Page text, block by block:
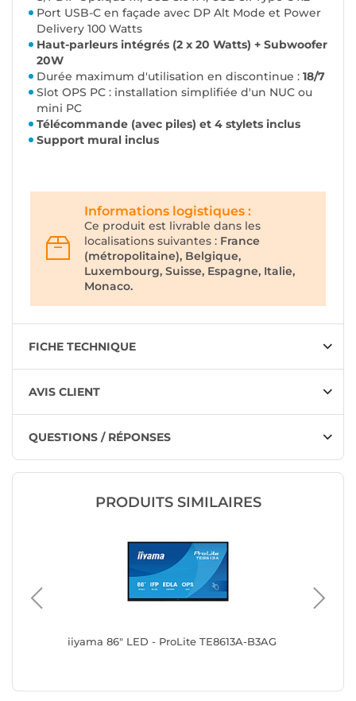
Port USB-C en façade avec DP Alt Mode et Power
Delivery 100 Watts
Haut-parleurs intégrés (2 x 20 Watts) + Subwoofer
20W
Durée maximum d'utilisation en discontinue : 18/7
Slot OPS PC : installation simplifiée d'un NUC ou
mini PC
Télécommande (avec piles) et 4 stylets inclus
Support mural inclus
Informations logistiques :
Ce produit est livrable dans les
localisations suivantes : France
(métropolitaine), Belgique,
Luxembourg, Suisse, Espagne, Italie,
Monaco.
FICHE TECHNIQUE
AVIS CLIENT
QUESTIONS / RÉPONSES
PRODUITS SIMILAIRES
iiyama 86" LED - ProLite TE8613A-B3AG